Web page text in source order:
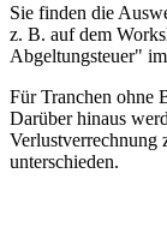
Sie finden die
z. B. auf dem
Abgeltungsteuer"
Für Tranchen ohne
Darüber hinaus
Verlustverrechnung
unterschieden.